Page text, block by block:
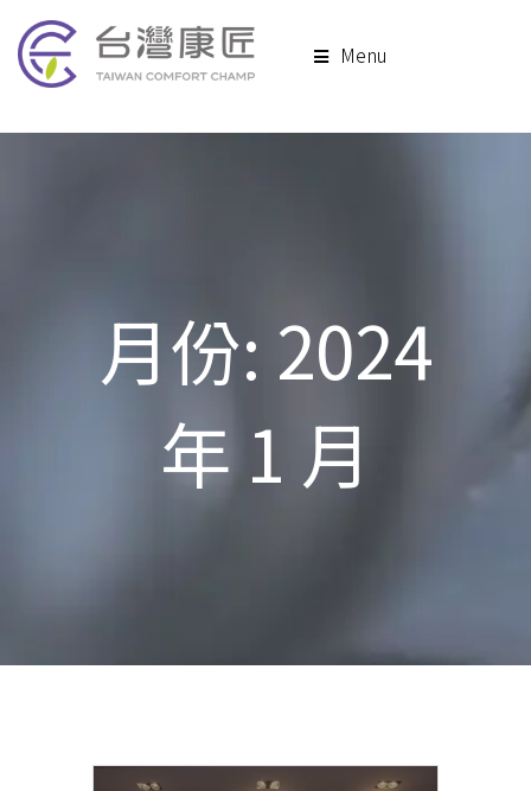
Menu
月份: 2024
年 1 月